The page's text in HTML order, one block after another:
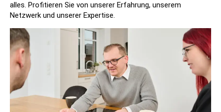
alles. Profitieren Sie von unserer Erfahrung, unserem
Netzwerk und unserer Expertise.